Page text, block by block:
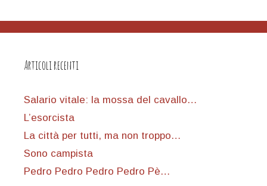
Articoli recenti
Salario vitale: la mossa del cavallo…
L’esorcista
La città per tutti, ma non troppo…
Sono campista
Pedro Pedro Pedro Pedro Pè…